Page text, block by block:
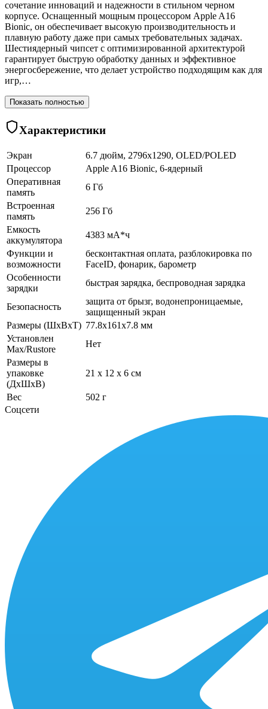
сочетание инноваций и надежности в стильном черном
корпусе. Оснащенный мощным процессором Apple A16
Bionic, он обеспечивает высокую производительность и
плавную работу даже при самых требовательных задачах.
Шестиядерный чипсет с оптимизированной архитектурой
гарантирует быструю обработку данных и эффективное
энергосбережение, что делает устройство подходящим как для
игр,…
Показать полностью
Характеристики
Экран
6.7 дюйм, 2796x1290, OLED/POLED
Процессор
Apple A16 Bionic, 6-ядерный
Оперативная
память
6 Гб
Встроенная
память
256 Гб
Емкость
аккумулятора
4383 мА*ч
Функции и
возможности
бесконтактная оплата, разблокировка по
FaceID, фонарик, барометр
Особенности
зарядки
быстрая зарядка, беспроводная зарядка
Безопасность
защита от брызг, водонепроницаемые,
защищенный экран
Размеры (ШхВхТ) 77.8x161x7.8 мм
Установлен
Max/Rustore
Нет
Размеры в
упаковке
(ДхШхВ)
21 x 12 x 6 см
Вес
502 г
Соцсети